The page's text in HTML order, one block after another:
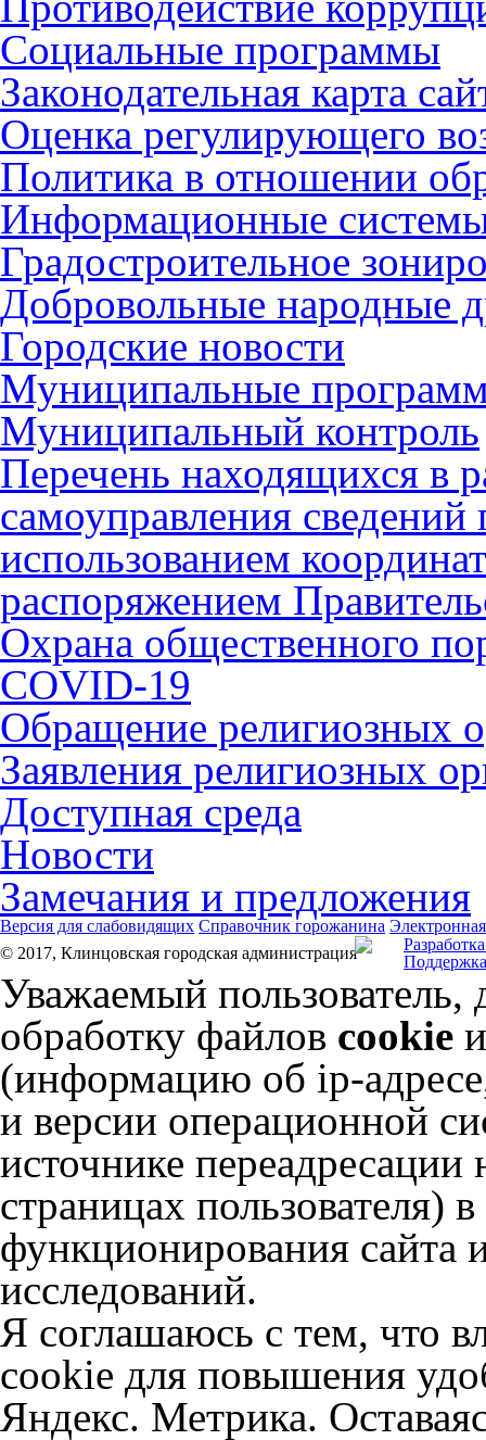
Социальные программы
Законодательная карта
Оценка регулирующего
Политика в отношении
Информационные
Градостроительное
Добровольные народные
Городские новости
Муниципальные
Муниципальный контроль
Перечень находящихся в
самоуправления
использованием
распоряжением
Охрана общественного
COVID-19
Обращение религиозных
Заявления религиозных
Доступная среда
Новости
Замечания и предложения
Версия для слабовидящих Справочник горожанина
© 2017, Клинцовская городская администрация
Уважаемый пользователь,
обработку файлов cookie
(информацию об ip-адресе
и версии операционной
источнике
страницах пользователя)
функционирования сайта
исследований.
Я соглашаюсь с тем, что
cookie для повышения
Яндекс. Метрика.